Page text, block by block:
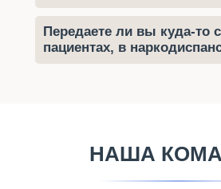
Передаете ли вы куда-то
пациентах, в
НАША